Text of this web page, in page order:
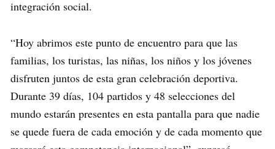
integración social.
“Hoy abrimos este punto de encuentro para que las
familias, los turistas, las niñas, los niños y los jóvenes
disfruten juntos de esta gran celebración deportiva.
Durante 39 días, 104 partidos y 48 selecciones del
mundo estarán presentes en esta pantalla para que nadie
se quede fuera de cada emoción y de cada momento que